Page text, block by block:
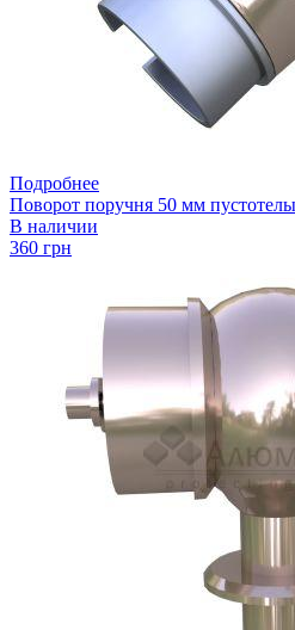
Подробнее
Поворот поручня 50 мм
В наличии
360 грн